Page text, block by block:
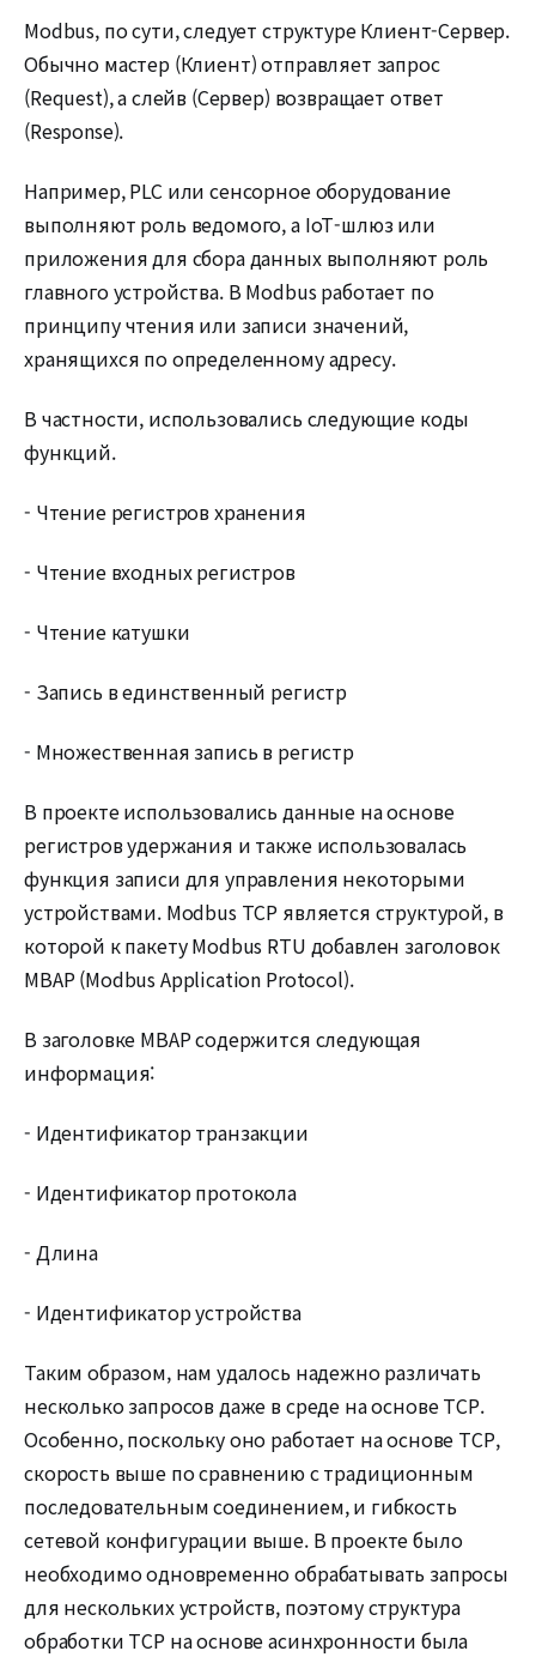
Modbus, по сути, следует структуре Клиент-Сервер.
Обычно мастер (Клиент) отправляет запрос
(Request), а слейв (Сервер) возвращает ответ
(Response).
Например, PLC или сенсорное оборудование
выполняют роль ведомого, а IoT-шлюз или
приложения для сбора данных выполняют роль
главного устройства. В Modbus работает по
принципу чтения или записи значений,
хранящихся по определенному адресу.
В частности, использовались следующие коды
функций.
- Чтение регистров хранения
- Чтение входных регистров
- Чтение катушки
- Запись в единственный регистр
- Множественная запись в регистр
В проекте использовались данные на основе
регистров удержания и также использовалась
функция записи для управления некоторыми
устройствами. Modbus TCP является структурой, в
которой к пакету Modbus RTU добавлен заголовок
MBAP (Modbus Application Protocol).
В заголовке MBAP содержится следующая
информация:
- Идентификатор транзакции
- Идентификатор протокола
- Длина
- Идентификатор устройства
Таким образом, нам удалось надежно различать
несколько запросов даже в среде на основе TCP.
Особенно, поскольку оно работает на основе TCP,
скорость выше по сравнению с традиционным
последовательным соединением, и гибкость
сетевой конфигурации выше. В проекте было
необходимо одновременно обрабатывать запросы
для нескольких устройств, поэтому структура
обработки TCP на основе асинхронности была